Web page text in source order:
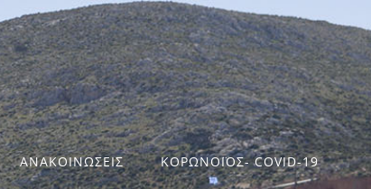
ΑΝΑΚΟΙΝΩΣΕΙΣ ΚΟΡΩΝΟΪΟΣ- COVID-19